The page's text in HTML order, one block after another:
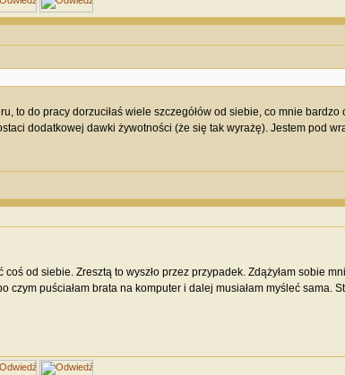
to do pracy dorzuciłaś wiele szczegółów od siebie, co mnie bardzo
dodatkowej dawki żywotności (że się tak wyrażę). Jestem pod
coś od siebie. Zresztą to wyszło przez przypadek. Zdążyłam sobie
czym puściałam brata na komputer i dalej musiałam myśleć sama.